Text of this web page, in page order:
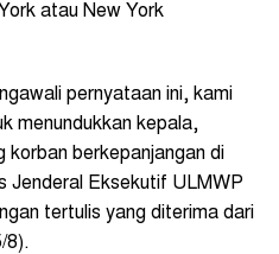
atau New York
pernyataan ini, kami
menundukkan kepala,
korban berkepanjangan di
Jenderal Eksekutif ULMWP
tertulis yang diterima dari
8).